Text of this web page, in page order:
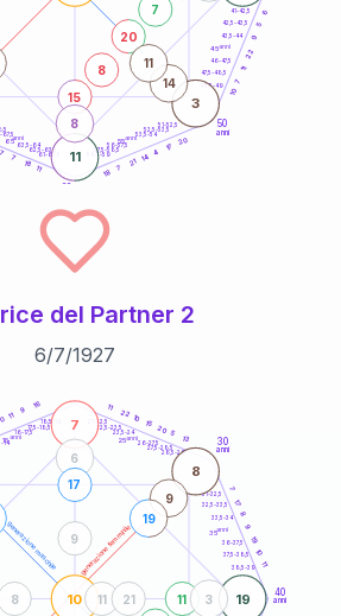
50
anni
60
41-42,5
42,5-43,5
43,5-44
46-47,5
47,5-48,5
48,5-49
51-52,5
52,5-53,5
53,5-54
56-57,5
57,5-58,5
58,5-59
61-62,5
62,5-63,5
63,5-64
67,5
6
5
9
22
11
7
10
20
17
4
14
21
7
18
11
18
7
7 11
3
15
8
20
7
8
14
11
45anni
55anni
65anni
del Partner 2
6/7/1927
generazione maschile generazione femminile
30
anni
40
anni
14
16-17,5
17,5-18,5
18,5-19 21-22,5
22,5-23,5
23,5-24
26-27,5
27,5-28,5
28,5-29
31-32,5
32,5-33,5
33,5-34
36-37,5
37,5-38,5
38,5-39
11
9
16 11
22 10
15
20 5
13
7
17
8
9
19
10
11
7
19
10
8
11
6
3
17
11 21
8
9
9
19
15 anni 25anni
35anni